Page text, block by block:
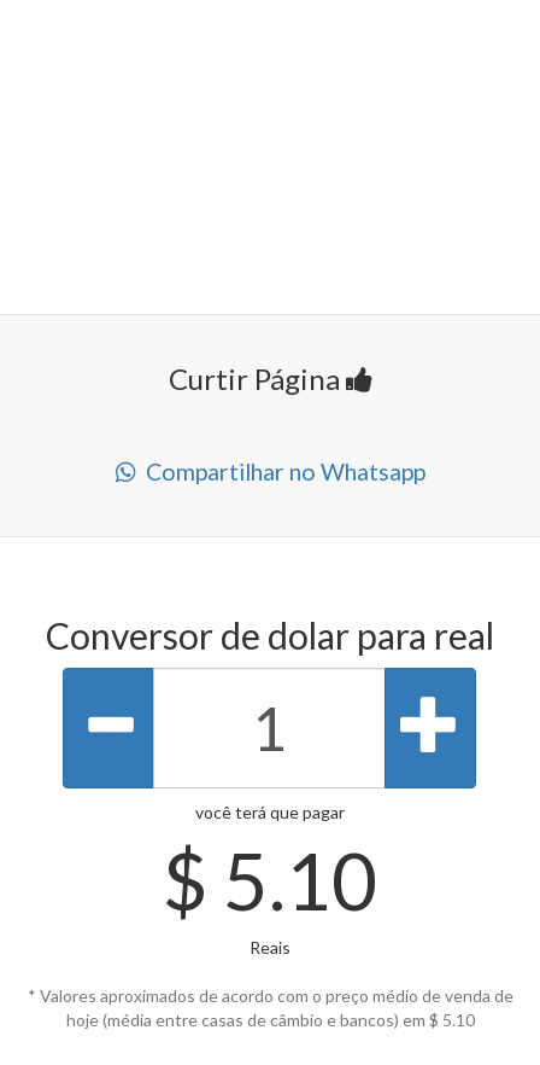
Curtir Página
Compartilhar no Whatsapp
Conversor de dolar para real
você terá que pagar
$ 5.10
Reais
* Valores aproximados de acordo com o preço médio de venda de
hoje (média entre casas de câmbio e bancos) em $ 5.10